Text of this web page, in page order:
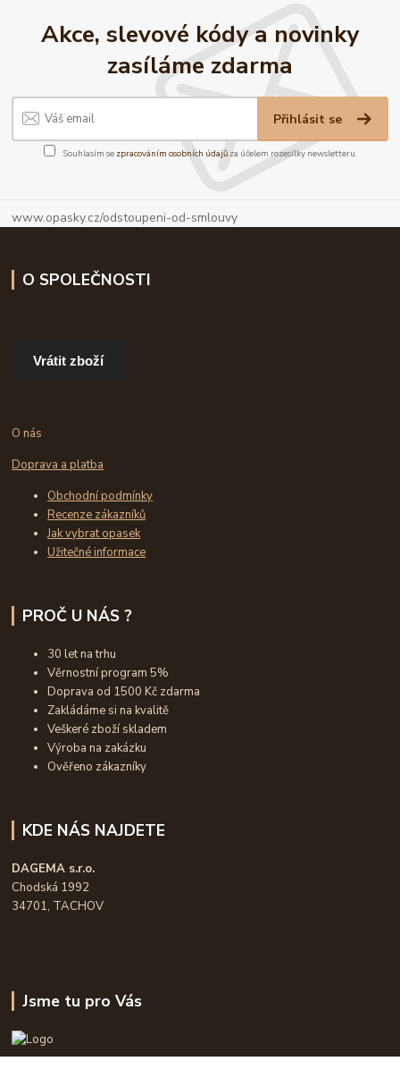
Akce, slevové kódy a novinky
zasíláme zdarma
Přihlásit se
Souhlasím se zpracováním osobních údajůza účelem rozesílky newsletteru.
www.opasky.cz/odstoupeni-od-smlouvy
O SPOLEČNOSTI
Vrátit zboží
O nás
Doprava a platba
Obchodní podmínky
Recenze zákazníků
Jak vybrat opasek
Užitečné informace
PROČ U NÁS ?
30 let na trhu
Věrnostní program 5%
Doprava od 1500 Kč zdarma
Zakládáme si na kvalitě
Veškeré zboží skladem
Výroba na zakázku
Ověřeno zákazníky
KDE NÁS NAJDETE
DAGEMA s.r.o.
Chodská 1992
34701, TACHOV
Jsme tu pro Vás